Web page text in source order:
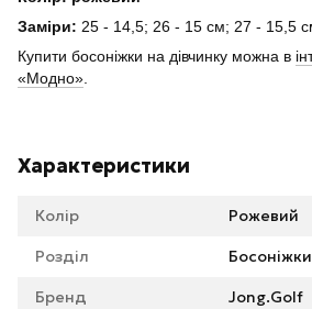
Заміри: 25 - 14,5; 26 - 15 см; 27 - 15,5
Купити босоніжки на дівчинку можна в
«Модно».
Характеристики
Колір Рожевий
Розділ
Бренд Jong.Golf